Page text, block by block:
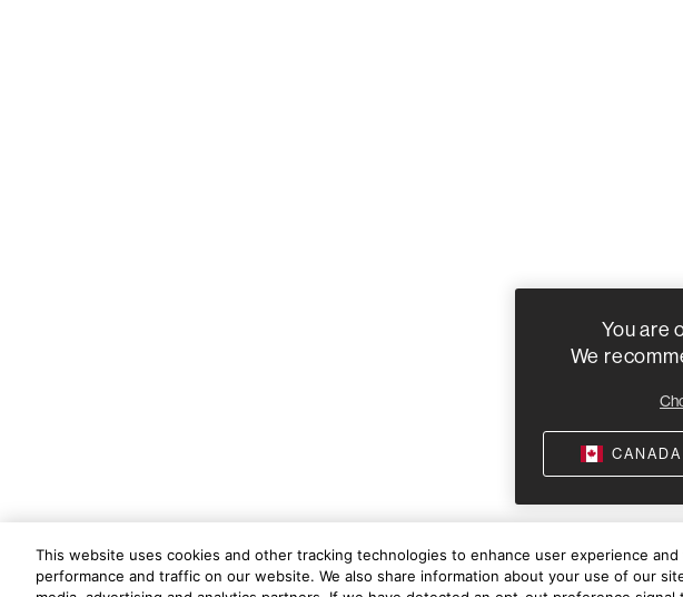
You are
We
CANADA
This website uses cookies and other tracking technologies to enhance user experience and
performance and traffic on our website. We also share information about your use of our